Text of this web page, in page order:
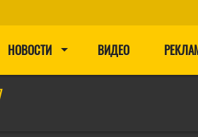
НОВОСТИ ВИДЕО